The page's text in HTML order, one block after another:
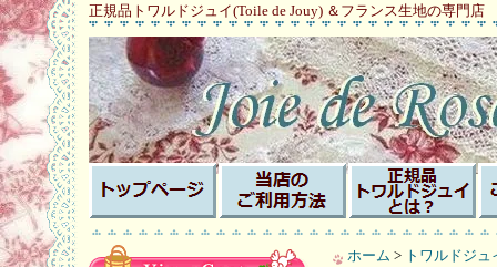
正規品トワルドジュイ(Toile de Jouy) ＆フランス生地の専門店
ホーム > トワルドジ